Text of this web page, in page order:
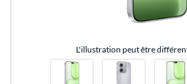
L'illustration peut être